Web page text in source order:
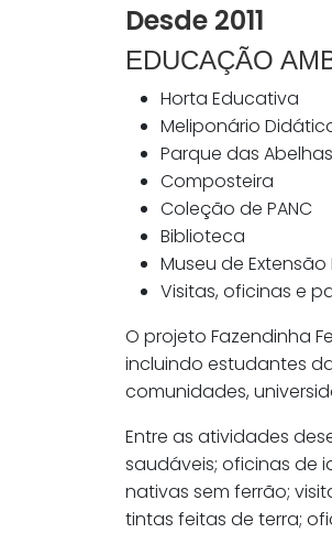
Desde 2011
EDUCAÇÃO
Horta Educativa
Meliponário
Parque das Abelhas
Composteira
Coleção de PANC
Biblioteca
Museu de Extensão
Visitas, oficinas e
O projeto Fazendinha
incluindo estudantes
comunidades,
Entre as atividades
saudáveis; oficinas de
nativas sem ferrão;
tintas feitas de terra;